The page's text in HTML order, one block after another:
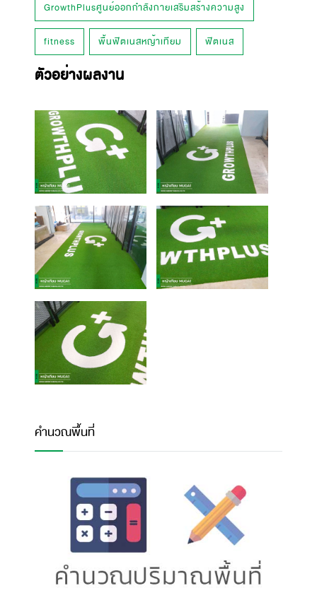
GrowthPlusศูนย์ออกกำลังกายเสริมสร้างความสูง
fitness พื้นฟิตเนสหญ้าเทียม ฟิตเนส
ตัวอย่างผลงาน
คำนวณพื้นที่